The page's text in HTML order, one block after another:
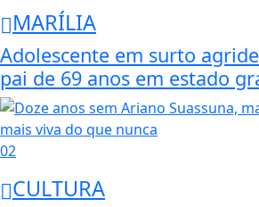
MARÍLIA
Adolescente em surto
pai de 69 anos em estado
02
CULTURA